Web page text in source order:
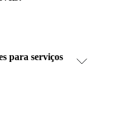
para serviços